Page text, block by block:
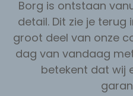
Borg is ontstaan
detail. Dit zie je terug
groot deel van onze
dag van vandaag
betekent dat wij